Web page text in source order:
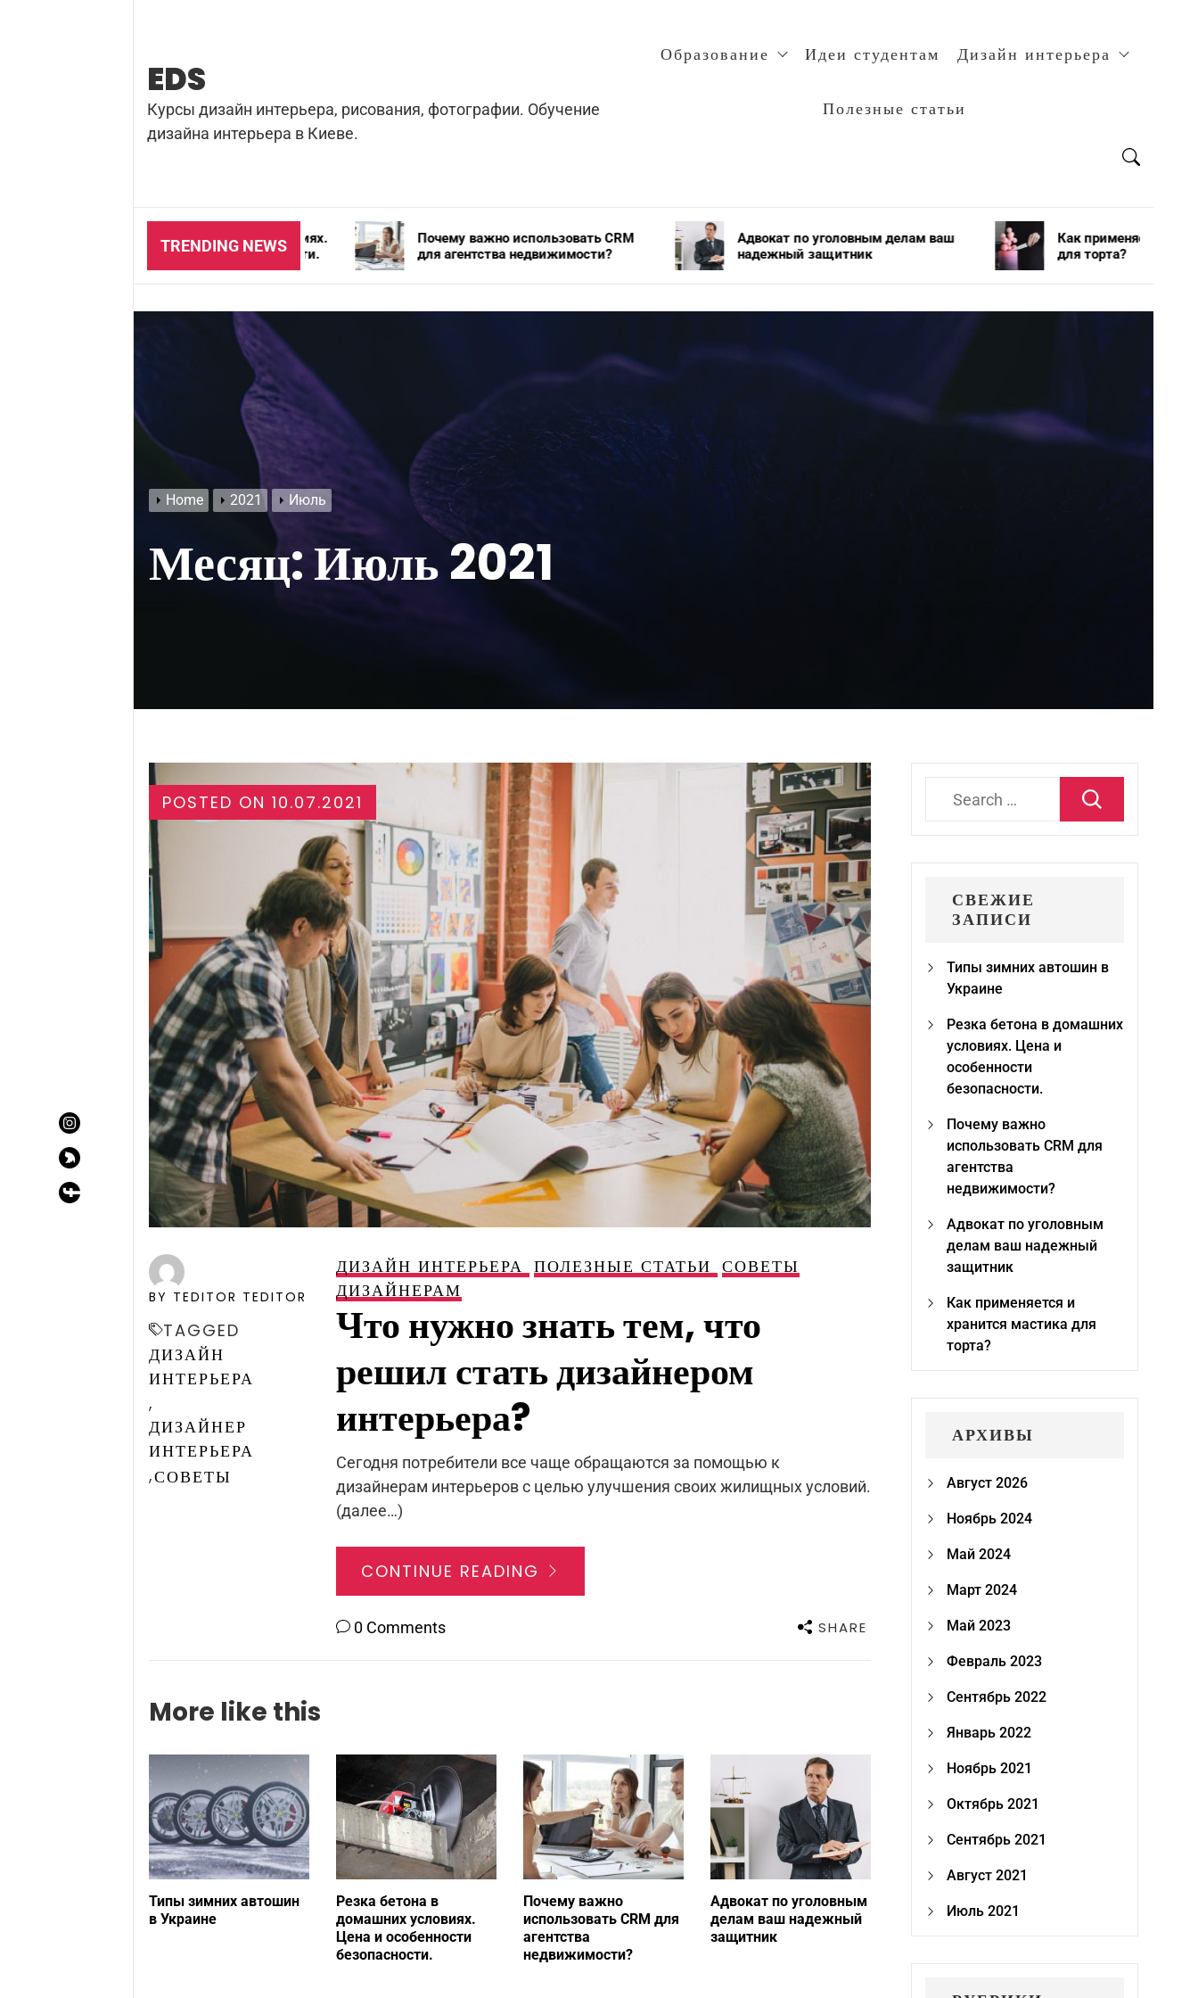
EDS
Курсы дизайн интерьера, рисования, фотографии. Обучение
дизайна интерьера в Киеве.
Образование Идеи студентам Дизайн интерьера
Полезные статьи
TRENDING NEWS
бетона в домашних условиях.
и особенности безопасности.
Почему важно использовать CRM
для агентства недвижимости?
Адвокат по уголовным делам ваш
надежный защитник
Как применяется и хранится мастика
для торта?
Home 2021 Июль
Месяц:Июль 2021
POSTED ON 10.07.2021
BY TEDITOR TEDITOR
TAGGED
ДИЗАЙН
ИНТЕРЬЕРА
,
ДИЗАЙНЕР
ИНТЕРЬЕРА
,СОВЕТЫ
ДИЗАЙН ИНТЕРЬЕРА ПОЛЕЗНЫЕ СТАТЬИ СОВЕТЫ
ДИЗАЙНЕРАМ
Что нужно знать тем, что
решил стать дизайнером
интерьера?
Сегодня потребители все чаще обращаются за помощью к
дизайнерам интерьеров с целью улучшения своих жилищных условий.
(далее…)
CONTINUE READING
0 Comments SHARE
More like this
Типы зимних автошин
в Украине
Резка бетона в
домашних условиях.
Цена и особенности
безопасности.
Почему важно
использовать CRM для
агентства
недвижимости?
Адвокат по уголовным
делам ваш надежный
защитник
СВЕЖИЕ
ЗАПИСИ
Типы зимних автошин в
Украине
Резка бетона в домашних
условиях. Цена и
особенности
безопасности.
Почему важно
использовать CRM для
агентства
недвижимости?
Адвокат по уголовным
делам ваш надежный
защитник
Как применяется и
хранится мастика для
торта?
АРХИВЫ
Август 2026
Ноябрь 2024
Май 2024
Март 2024
Май 2023
Февраль 2023
Сентябрь 2022
Январь 2022
Ноябрь 2021
Октябрь 2021
Сентябрь 2021
Август 2021
Июль 2021